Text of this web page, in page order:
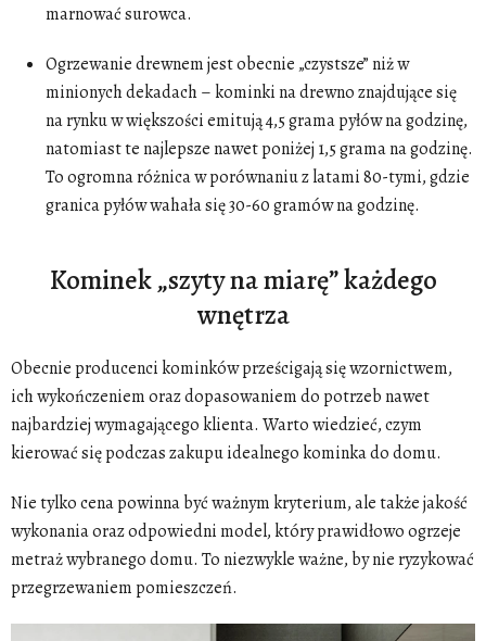
marnować surowca.
Ogrzewanie drewnem jest obecnie „czystsze” niż w
minionych dekadach – kominki na drewno znajdujące się
na rynku w większości emitują 4,5 grama pyłów na godzinę,
natomiast te najlepsze nawet poniżej 1,5 grama na godzinę.
To ogromna różnica w porównaniu z latami 80-tymi, gdzie
granica pyłów wahała się 30-60 gramów na godzinę.
Kominek „szyty na miarę” każdego
wnętrza
Obecnie producenci kominków prześcigają się wzornictwem,
ich wykończeniem oraz dopasowaniem do potrzeb nawet
najbardziej wymagającego klienta. Warto wiedzieć, czym
kierować się podczas zakupu idealnego kominka do domu.
Nie tylko cena powinna być ważnym kryterium, ale także jakość
wykonania oraz odpowiedni model, który prawidłowo ogrzeje
metraż wybranego domu. To niezwykle ważne, by nie ryzykować
przegrzewaniem pomieszczeń.